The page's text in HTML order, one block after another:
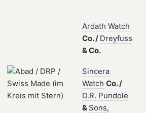
Ardath Watch
Co./ Dreyfuss
&Co.
Sincera
Watch Co./
D.R. Pundole
& Sons,